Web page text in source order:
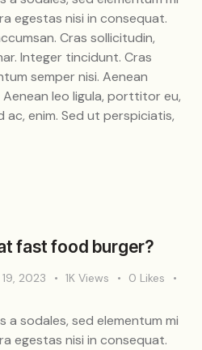
egestas nisi in consequat.
Cras sollicitudin,
Integer tincidunt. Cras
semper nisi. Aenean
leo ligula, porttitor eu,
enim. Sed ut perspiciatis,
fast food burger?
2023 1K Views 0 Likes
a sodales, sed elementum mi
egestas nisi in consequat.